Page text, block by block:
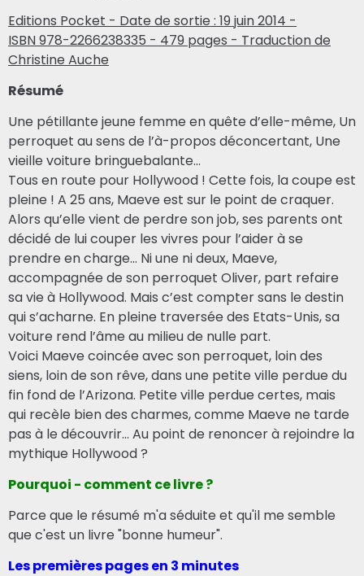
Editions Pocket - Date de sortie : 19 juin 2014 -
ISBN 978-2266238335 - 479 pages - Traduction de
Christine Auche
Résumé
Une pétillante jeune femme en quête d’elle-même, Un
perroquet au sens de l’à-propos déconcertant, Une
vieille voiture bringuebalante...
Tous en route pour Hollywood ! Cette fois, la coupe est
pleine ! A 25 ans, Maeve est sur le point de craquer.
Alors qu’elle vient de perdre son job, ses parents ont
décidé de lui couper les vivres pour l’aider à se
prendre en charge… Ni une ni deux, Maeve,
accompagnée de son perroquet Oliver, part refaire
sa vie à Hollywood. Mais c’est compter sans le destin
qui s’acharne. En pleine traversée des Etats-Unis, sa
voiture rend l’âme au milieu de nulle part.
Voici Maeve coincée avec son perroquet, loin des
siens, loin de son rêve, dans une petite ville perdue du
fin fond de l’Arizona. Petite ville perdue certes, mais
qui recèle bien des charmes, comme Maeve ne tarde
pas à le découvrir... Au point de renoncer à rejoindre la
mythique Hollywood ?
Pourquoi - comment ce livre ?
Parce que le résumé m'a séduite et qu'il me semble
que c'est un livre "bonne humeur".
Les premières pages en 3 minutes